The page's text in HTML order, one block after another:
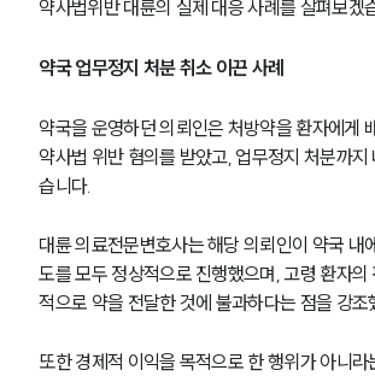
약사법위반 대륜의 실제 대응 사례를 살펴보겠
약국 업무정지 처분 취소 이끈 사례
약국을 운영하던 의뢰인은 처방약을 환자에게
약사법 위반 혐의를 받았고, 업무정지 처분까지
습니다.
대륜 의료전문변호사는 해당 의뢰인이 약국 내
도를 모두 정상적으로 진행했으며, 고령 환자의
적으로 약을 전달한 것에 불과하다는 점을 강조
또한 경제적 이익을 목적으로 한 행위가 아니라